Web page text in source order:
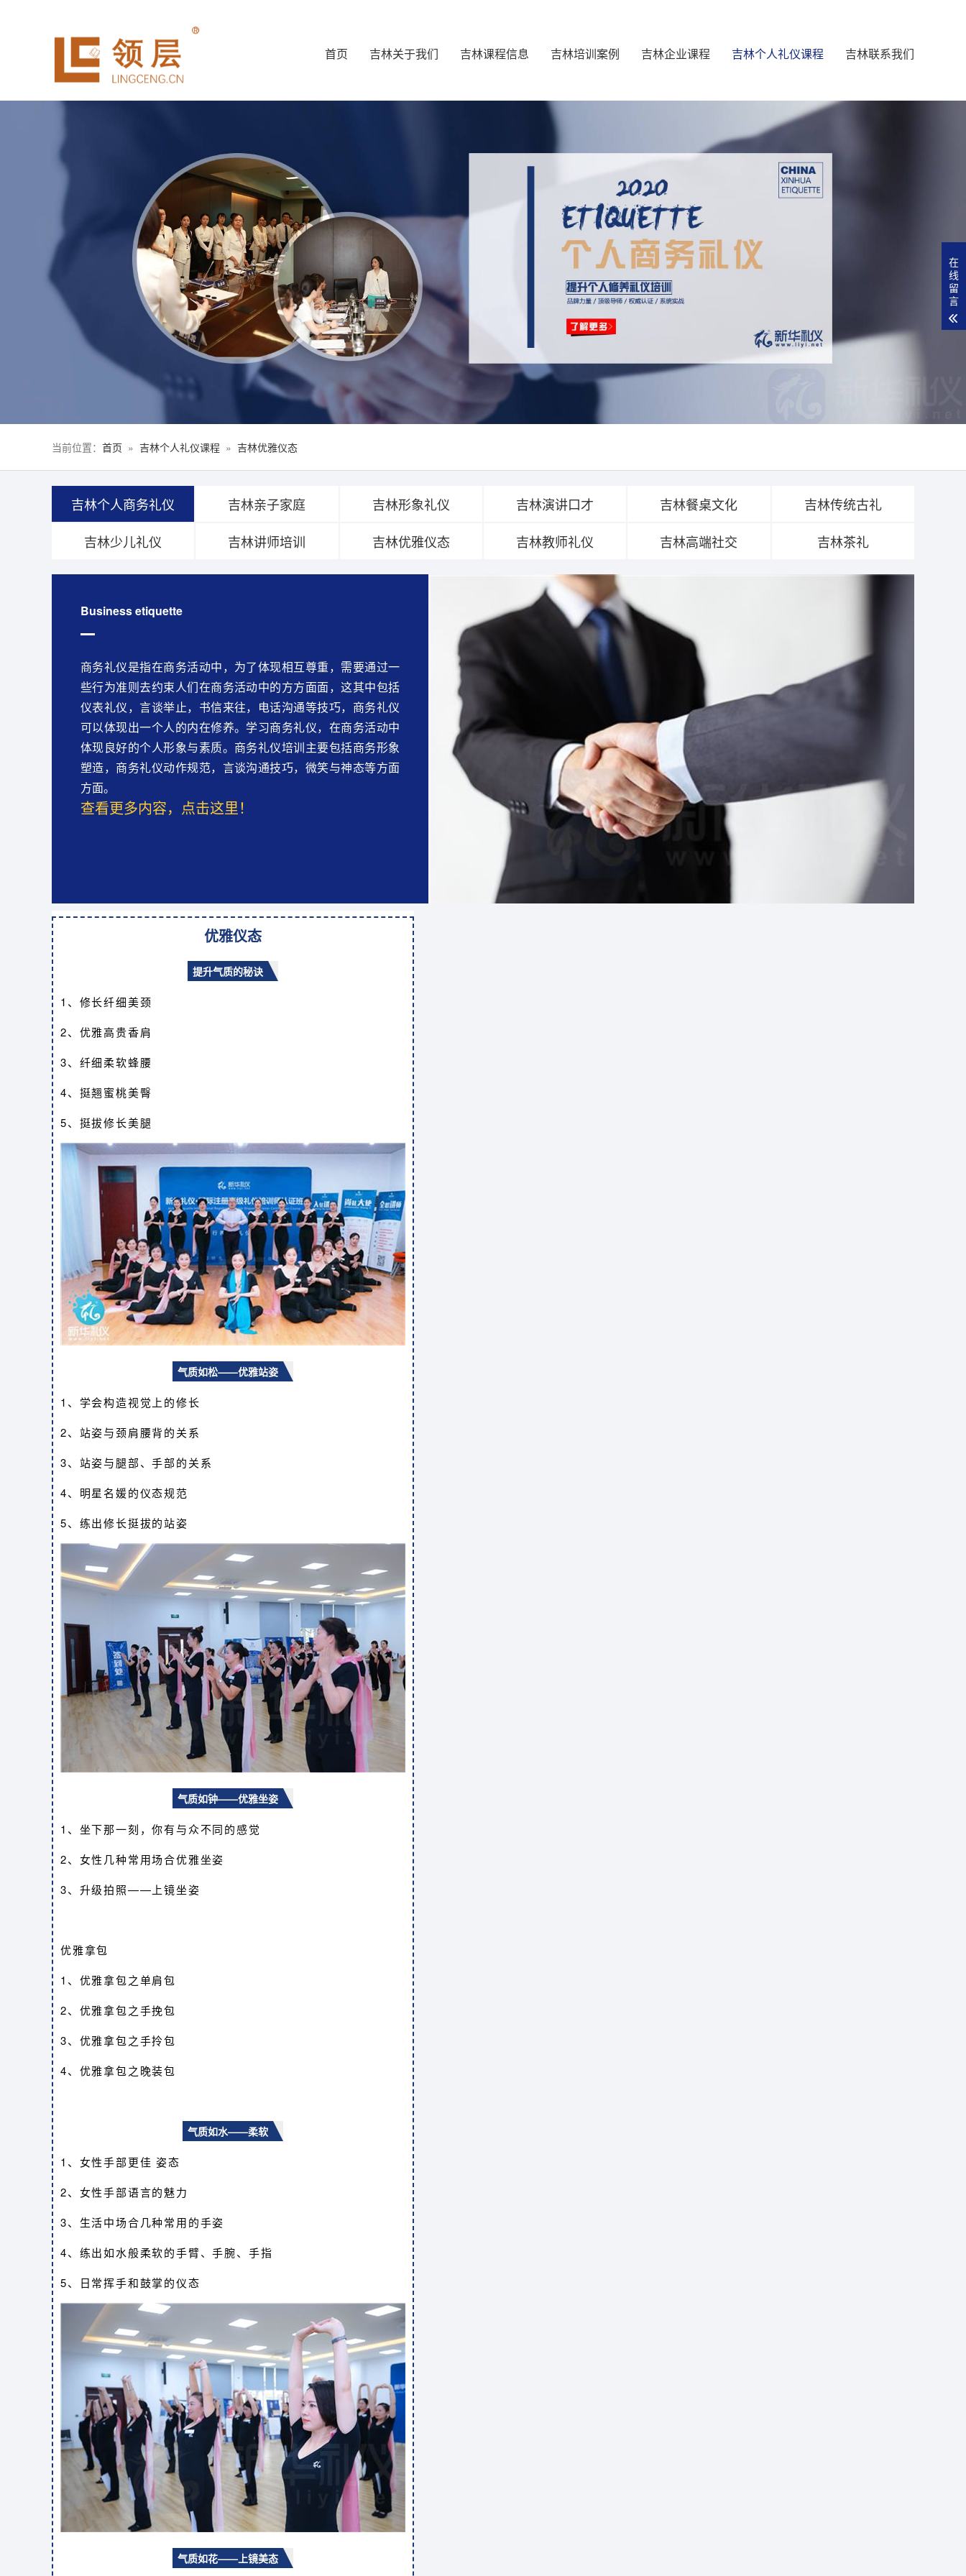
首页 吉林关于我们 吉林课程信息 吉林培训案例 吉林企业课程 吉林个人礼仪课程 吉林联系我们
当前位置： 首页 » 吉林个人礼仪课程 » 吉林优雅仪态
吉林个人商务礼仪 吉林亲子家庭 吉林形象礼仪 吉林演讲口才 吉林餐桌文化
吉林传统古礼
吉林少儿礼仪
吉林讲师培训 吉林优雅仪态 吉林教师礼仪 吉林高端社交 吉林茶礼
Business etiquette
商务礼仪是指在商务活动中，为了体现相互尊重，需要通过一
些行为准则去约束人们在商务活动中的方方面面，这其中包括
仪表礼仪，言谈举止，书信来往，电话沟通等技巧，商务礼仪
可以体现出一个人的内在修养。学习商务礼仪，在商务活动中
体现良好的个人形象与素质。商务礼仪培训主要包括商务形象
塑造，商务礼仪动作规范，言谈沟通技巧，微笑与神态等方面
方面。
查看更多内容，点击这里！
优雅仪态
提升气质的秘诀
1、修长纤细美颈
2、优雅高贵香肩
3、纤细柔软蜂腰
4、挺翘蜜桃美臀
5、挺拔修长美腿
气质如松——优雅站姿
1、学会构造视觉上的修长
2、站姿与颈肩腰背的关系
3、站姿与腿部、手部的关系
4、明星名媛的仪态规范
5、练出修长挺拔的站姿
气质如钟——优雅坐姿
1、坐下那一刻，你有与众不同的感觉
2、女性几种常用场合优雅坐姿
3、升级拍照——上镜坐姿
优雅拿包
1、优雅拿包之单肩包
2、优雅拿包之手挽包
3、优雅拿包之手拎包
4、优雅拿包之晚装包
气质如水——柔软
1、女性手部更佳 姿态
2、女性手部语言的魅力
3、生活中场合几种常用的手姿
4、练出如水般柔软的手臂、手腕、手指
5、日常挥手和鼓掌的仪态
气质如花——上镜美态
在
线
留
言